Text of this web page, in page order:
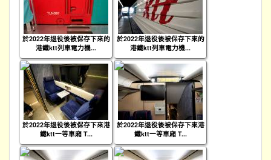
於2022年退役後被保存下來的
港鐵ktt列車電力機...
於2022年退役後被保存下來的
港鐵ktt列車電力機...
於2022年退役後被保存下來港
鐵ktt一等車廂 T...
於2022年退役後被保存下來港
鐵ktt一等車廂 T...